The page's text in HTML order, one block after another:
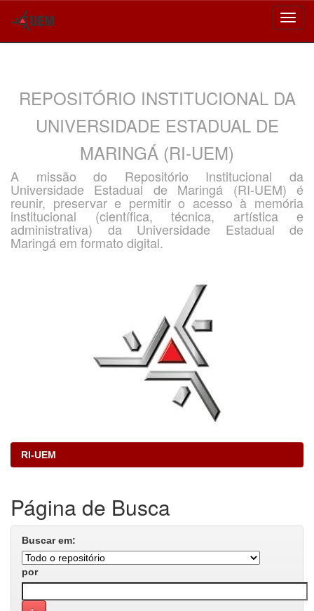
REPOSITÓRIO INSTITUCIONAL DA
UNIVERSIDADE ESTADUAL DE
MARINGÁ (RI-UEM)
A missão do Repositório Institucional da
Universidade Estadual de Maringá (RI-UEM) é
reunir, preservar e permitir o acesso à memória
institucional (científica, técnica, artística e
administrativa) da Universidade Estadual de
Maringá em formato digital.
RI-UEM
Página de Busca
Buscar em:
por